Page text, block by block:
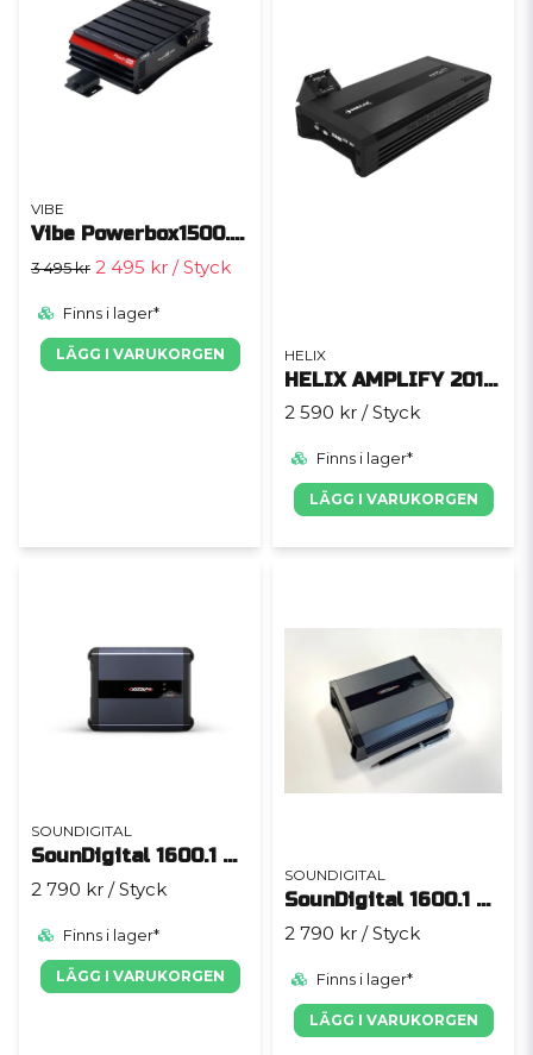
VIBE
Vibe Powerbox1500.1P-V0
3 495 kr 2 495 kr / Styck
Finns i lager*
LÄGG I VARUKORGEN HELIX
HELIX AMPLIFY 201 X-OVER
2 590 kr / Styck
Finns i lager*
LÄGG I VARUKORGEN
SOUNDIGITAL
SounDigital 1600.1 EVO 5 - 1 Ohm
2 790 kr / Styck
Finns i lager*
LÄGG I VARUKORGEN
SOUNDIGITAL
SounDigital 1600.1 EVO 5 - 4 Ohm
2 790 kr / Styck
Finns i lager*
LÄGG I VARUKORGEN